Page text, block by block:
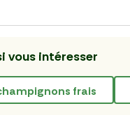
vous intéresser
frais